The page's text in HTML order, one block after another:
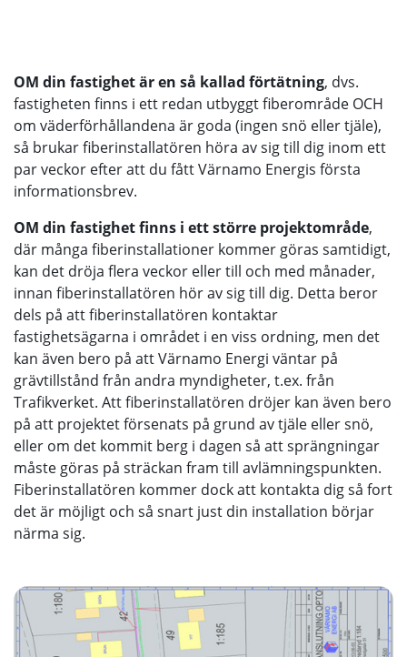
OM din fastighet är en så kallad förtätning, dvs.
fastigheten finns i ett redan utbyggt fiberområde OCH
om väderförhållandena är goda (ingen snö eller tjäle),
så brukar fiberinstallatören höra av sig till dig inom ett
par veckor efter att du fått Värnamo Energis första
informationsbrev.
OM din fastighet finns i ett större projektområde,
där många fiberinstallationer kommer göras samtidigt,
kan det dröja flera veckor eller till och med månader,
innan fiberinstallatören hör av sig till dig. Detta beror
dels på att fiberinstallatören kontaktar
fastighetsägarna i området i en viss ordning, men det
kan även bero på att Värnamo Energi väntar på
grävtillstånd från andra myndigheter, t.ex. från
Trafikverket. Att fiberinstallatören dröjer kan även bero
på att projektet försenats på grund av tjäle eller snö,
eller om det kommit berg i dagen så att sprängningar
måste göras på sträckan fram till avlämningspunkten.
Fiberinstallatören kommer dock att kontakta dig så fort
det är möjligt och så snart just din installation börjar
närma sig.